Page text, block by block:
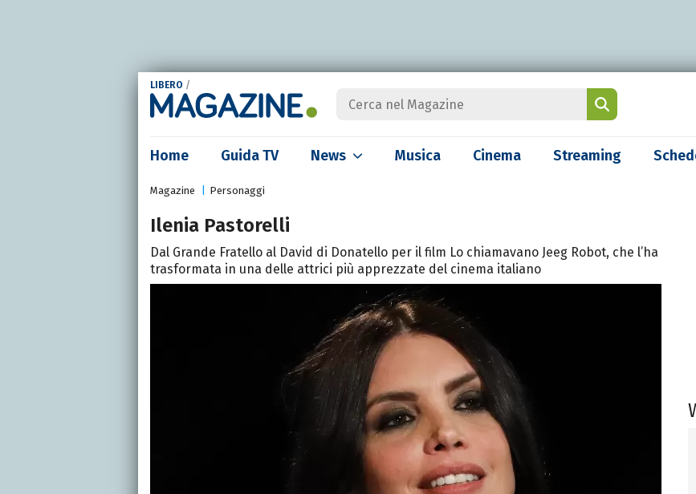
LIBERO /
Home Guida TV News Musica Cinema Streaming
Magazine Personaggi
Ilenia Pastorelli
Dal Grande Fratello al David di Donatello per il film Lo chiamavano Jeeg Robot, che l’ha
trasformata in una delle attrici più apprezzate del cinema italiano